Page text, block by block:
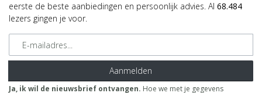
eerste de beste aanbiedingen en persoonlijk advies. Al 68.484
lezers gingen je voor.
E-mailadres
Aanmelden
Ja, ik wil de nieuwsbrief ontvangen. Hoe we met je gegevens